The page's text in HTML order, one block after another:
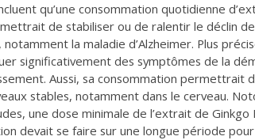
qu’une consommation quotidienne
de stabiliser ou de ralentir le déclin
la maladie d’Alzheimer. Plus
significativement des symptômes de la
Aussi, sa consommation permettrait
stables, notamment dans le cerveau.
une dose minimale de l’extrait de Ginkgo
devait se faire sur une longue période